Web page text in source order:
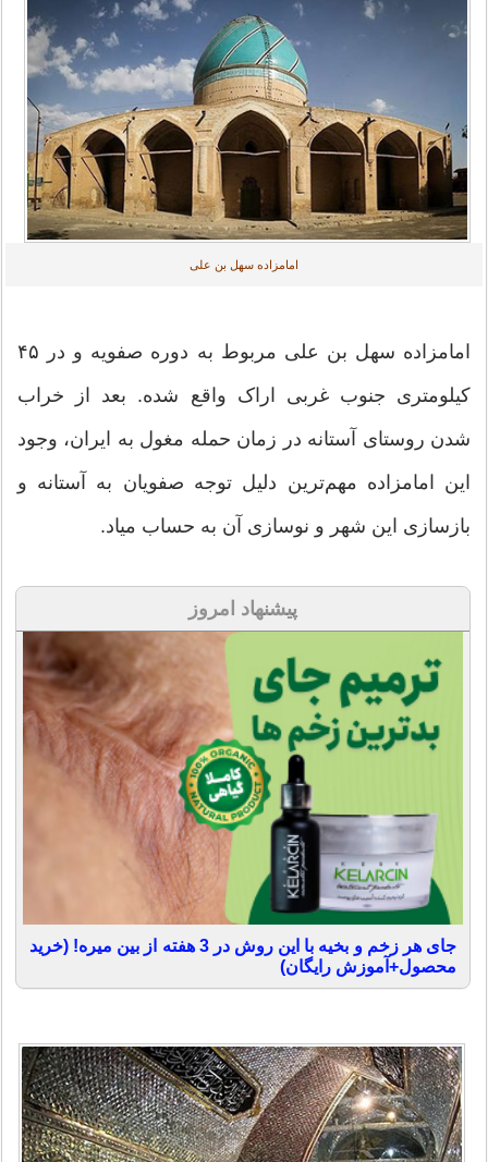
امامزاده سهل بن علی
امامزاده سهل بن علی مربوط به دوره صفویه و در ۴۵
کیلومتری جنوب غربی اراک واقع شده. بعد از خراب
شدن روستای آستانه در زمان حمله مغول به ایران، وجود
این امامزاده مهم‌ترین دلیل توجه صفویان به آستانه و
بازسازی این شهر و نوسازی آن به حساب میاد.
پیشنهاد امروز
جای هر زخم و بخیه با این روش در 3 هفته از بین میره! (خرید
محصول+آموزش رایگان)